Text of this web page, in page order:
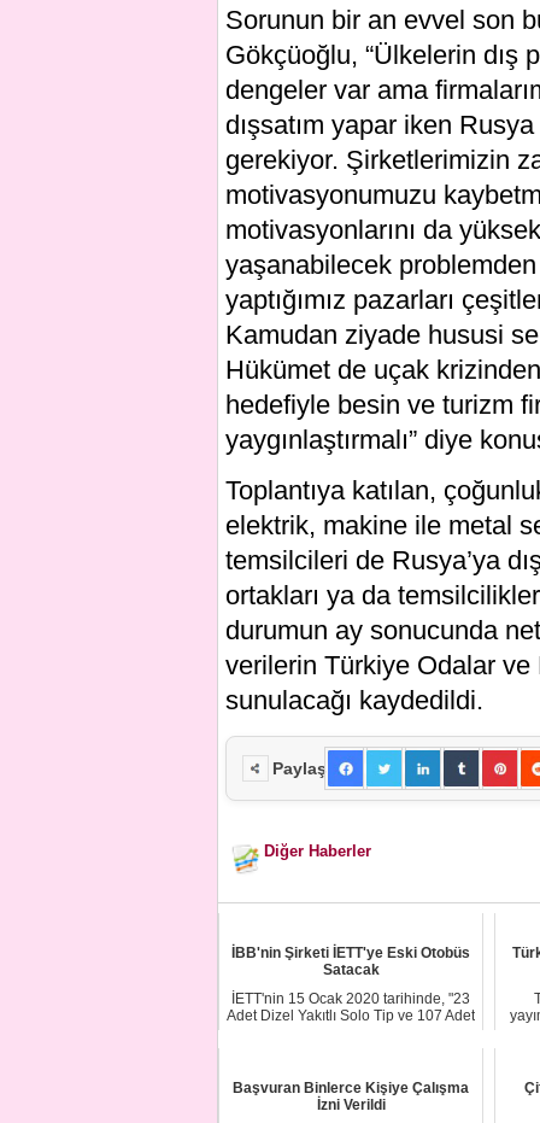
Sorunun bir an evvel son
Gökçüoğlu, “Ülkelerin dış
dengeler var ama
dışsatım yapar iken
gerekiyor. Şirketlerimizin
motivasyonumuzu
motivasyonlarını da
yaşanabilecek problemden
yaptığımız pazarları
Kamudan ziyade hususi
Hükümet de uçak
hedefiyle besin ve turizm
yaygınlaştırmalı” diye
Toplantıya katılan,
elektrik, makine ile metal
temsilcileri de Rusya’ya
ortakları ya da
durumun ay sonucunda
verilerin Türkiye Odalar ve
sunulacağı kaydedildi.
Paylaş
Diğer Haberler
İBB'nin Şirketi İETT'ye Eski Otobüs
Satacak
İETT'nin 15 Ocak 2020 tarihinde, "23
Adet Dizel Yakıtlı Solo Tip ve 107 Adet
Başvuran Binlerce Kişiye Çalışma
İzni Verildi